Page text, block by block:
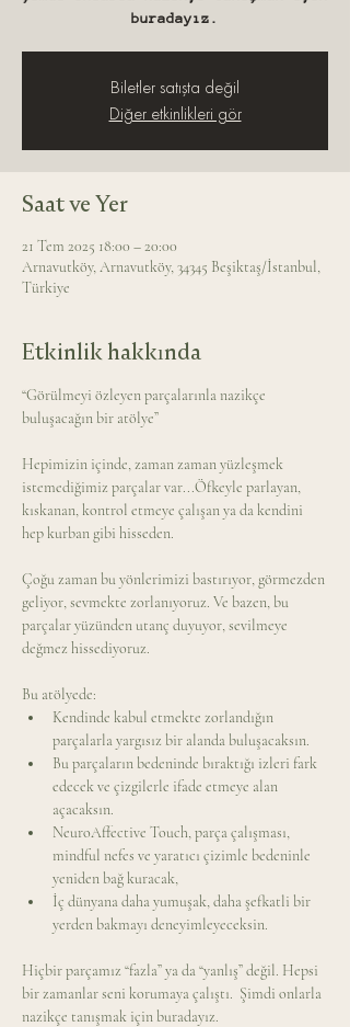
buradayız.
Biletler satışta değil
Diğer etkinlikleri gör
Saat ve Yer
21 Tem 2025 18:00 – 20:00
Arnavutköy, Arnavutköy, 34345 Beşiktaş/İstanbul,
Türkiye
Etkinlik hakkında
“Görülmeyi özleyen parçalarınla nazikçe
buluşacağın bir atölye”
Hepimizin içinde, zaman zaman yüzleşmek
istemediğimiz parçalar var...Öfkeyle parlayan,
kıskanan, kontrol etmeye çalışan ya da kendini
hep kurban gibi hisseden.
Çoğu zaman bu yönlerimizi bastırıyor, görmezden
geliyor, sevmekte zorlanıyoruz. Ve bazen, bu
parçalar yüzünden utanç duyuyor, sevilmeye
değmez hissediyoruz.
Bu atölyede:
Kendinde kabul etmekte zorlandığın
parçalarla yargısız bir alanda buluşacaksın.
Bu parçaların bedeninde bıraktığı izleri fark
edecek ve çizgilerle ifade etmeye alan
açacaksın.
NeuroAffective Touch, parça çalışması,
mindful nefes ve yaratıcı çizimle bedeninle
yeniden bağ kuracak,
İç dünyana daha yumuşak, daha şefkatli bir
yerden bakmayı deneyimleyeceksin.
Hiçbir parçamız “fazla” ya da “yanlış” değil. Hepsi
bir zamanlar seni korumaya çalıştı.  Şimdi onlarla
nazikçe tanışmak için buradayız.